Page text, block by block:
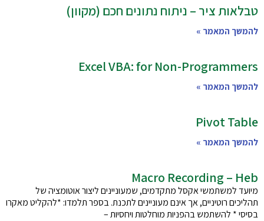
טבלאות ציר – ניתוח נתונים חכם (מקוון)
להמשך המאמר »
Excel VBA: for Non-Programmers
להמשך המאמר »
Pivot Table
להמשך המאמר »
Macro Recording – Heb
מיועד למשתמשי אקסל מתקדמים, שמעוניינים ליצור אוטומציה של
תהליכים רוטיניים, אך אינם מעוניינים לתכנת. בספר תלמדו: *להקליט מאקרו
בסיסי * להשתמש בהפניות מוחלטות ויחסיות –